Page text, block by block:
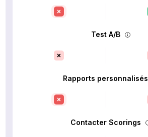
Test A/B
Rapports personnalisés
Contacter Scorings